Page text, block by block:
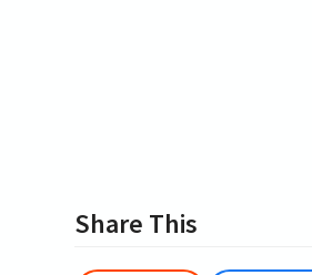
Share This